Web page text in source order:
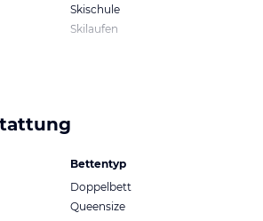
Skischule
Skilaufen
Bettentyp
Doppelbett
Queensize